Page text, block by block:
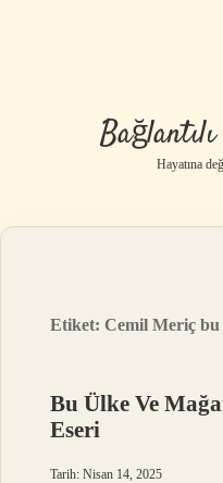
Hayatına
Etiket:Cemil Meriç bu
Bu Ülke Ve
Eseri
Tarih: Nisan 14, 2025